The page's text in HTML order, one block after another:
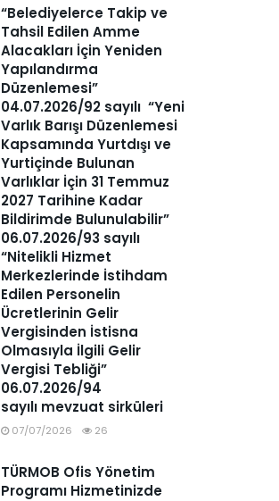
“Belediyelerce Takip ve
Tahsil Edilen Amme
Alacakları İçin Yeniden
Yapılandırma
Düzenlemesi”
04.07.2026/92 sayılı “Yeni
Varlık Barışı Düzenlemesi
Kapsamında Yurtdışı ve
Yurtiçinde Bulunan
Varlıklar İçin 31 Temmuz
2027 Tarihine Kadar
Bildirimde Bulunulabilir”
06.07.2026/93 sayılı
“Nitelikli Hizmet
Merkezlerinde İstihdam
Edilen Personelin
Ücretlerinin Gelir
Vergisinden İstisna
Olmasıyla İlgili Gelir
Vergisi Tebliği”
06.07.2026/94
sayılı mevzuat sirküleri
07/07/2026 26
TÜRMOB Ofis Yönetim
Programı Hizmetinizde